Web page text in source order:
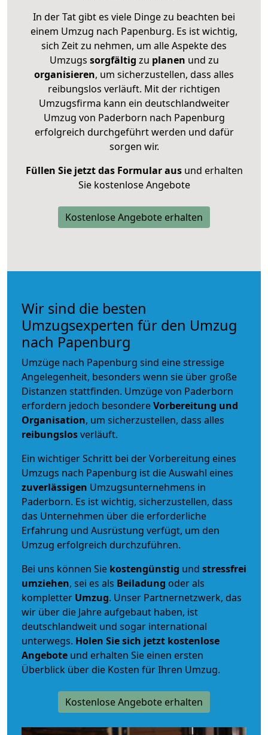
In der Tat gibt es viele Dinge zu beachten bei
einem Umzug nach Papenburg. Es ist wichtig,
sich Zeit zu nehmen, um alle Aspekte des
Umzugs sorgfältig zu planen und zu
organisieren, um sicherzustellen, dass alles
reibungslos verläuft. Mit der richtigen
Umzugsfirma kann ein deutschlandweiter
Umzug von Paderborn nach Papenburg
erfolgreich durchgeführt werden und dafür
sorgen wir.
Füllen Sie jetzt das Formular ausund erhalten
Sie kostenlose Angebote
Kostenlose Angebote erhalten
Wir sind die besten
Umzugsexperten für den Umzug
nach Papenburg
Umzüge nach Papenburg sind eine stressige
Angelegenheit, besonders wenn sie über große
Distanzen stattfinden. Umzüge von Paderborn
erfordern jedoch besondereVorbereitung und
Organisation, um sicherzustellen, dass alles
reibungslosverläuft.
Ein wichtiger Schritt bei der Vorbereitung eines
Umzugs nach Papenburg ist die Auswahl eines
zuverlässigen Umzugsunternehmens in
Paderborn. Es ist wichtig, sicherzustellen, dass
das Unternehmen über die erforderliche
Erfahrung und Ausrüstung verfügt, um den
Umzug erfolgreich durchzuführen.
Bei uns können Sie kostengünstig und stressfrei
umziehen, sei es als Beiladung oder als
kompletter Umzug. Unser Partnernetzwerk, das
wir über die Jahre aufgebaut haben, ist
deutschlandweit und sogar international
unterwegs. Holen Sie sich jetzt kostenlose
Angebote und erhalten Sie einen ersten
Überblick über die Kosten für Ihren Umzug.
Kostenlose Angebote erhalten